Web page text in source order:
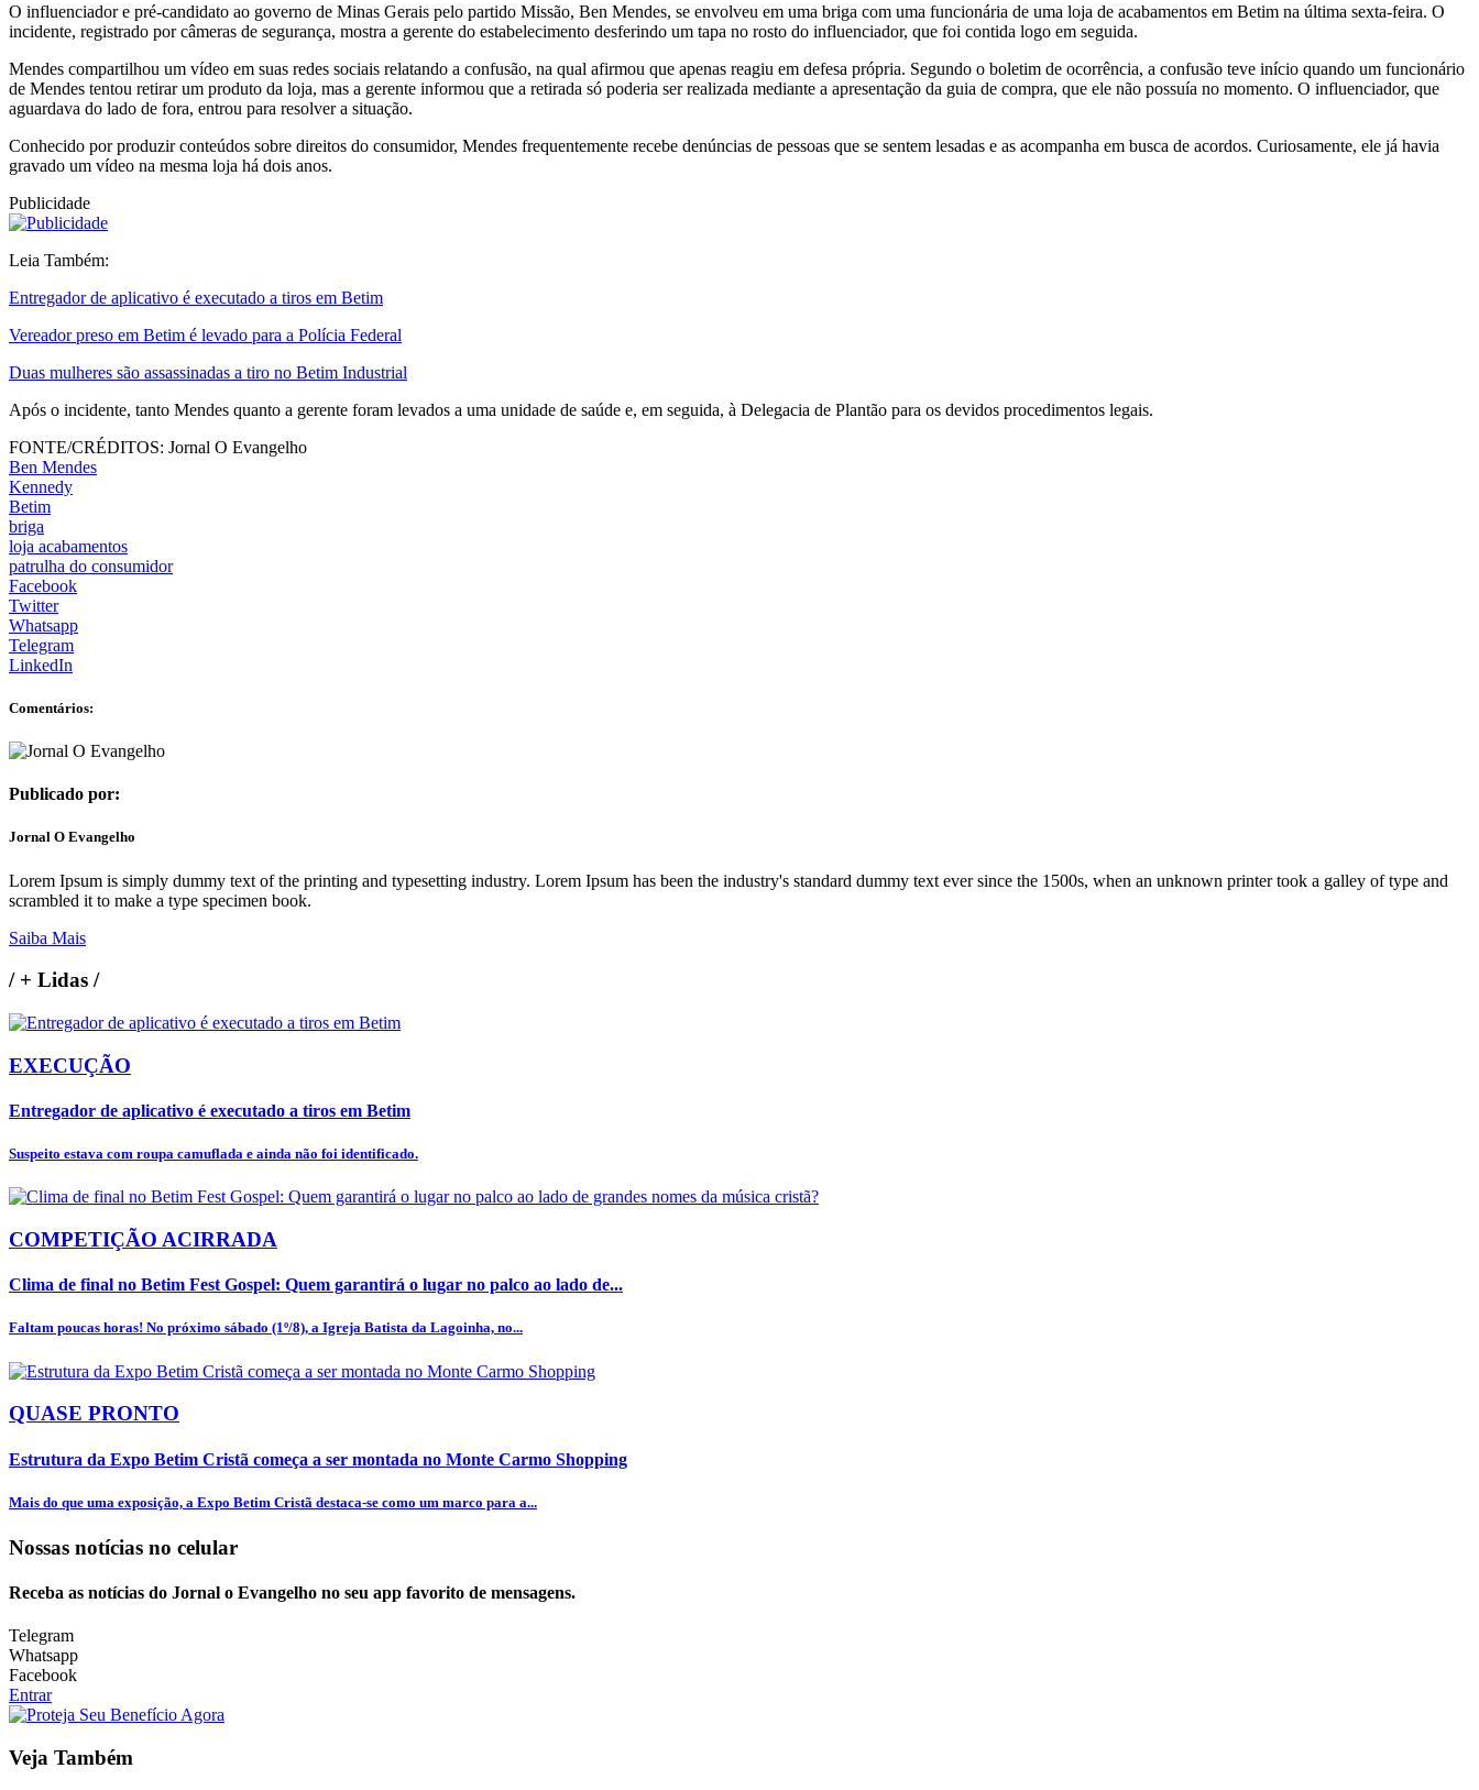
O influenciador e pré-candidato ao governo de Minas Gerais pelo partido Missão, Ben Mendes, se envolveu em uma briga com uma funcionária de uma loja de acabamentos em Betim na última sexta-feira. O
incidente, registrado por câmeras de segurança, mostra a gerente do estabelecimento desferindo um tapa no rosto do influenciador, que foi contida logo em seguida.
Mendes compartilhou um vídeo em suas redes sociais relatando a confusão, na qual afirmou que apenas reagiu em defesa própria. Segundo o boletim de ocorrência, a confusão teve início quando um funcionário
de Mendes tentou retirar um produto da loja, mas a gerente informou que a retirada só poderia ser realizada mediante a apresentação da guia de compra, que ele não possuía no momento. O influenciador, que
aguardava do lado de fora, entrou para resolver a situação.
Conhecido por produzir conteúdos sobre direitos do consumidor, Mendes frequentemente recebe denúncias de pessoas que se sentem lesadas e as acompanha em busca de acordos. Curiosamente, ele já havia
gravado um vídeo na mesma loja há dois anos.
Publicidade
Leia Também:
Entregador de aplicativo é executado a tiros em Betim
Vereador preso em Betim é levado para a Polícia Federal
Duas mulheres são assassinadas a tiro no Betim Industrial
Após o incidente, tanto Mendes quanto a gerente foram levados a uma unidade de saúde e, em seguida, à Delegacia de Plantão para os devidos procedimentos legais.
FONTE/CRÉDITOS: Jornal O Evangelho
Ben Mendes
Kennedy
Betim
briga
loja acabamentos
patrulha do consumidor
Facebook
Twitter
Whatsapp
Telegram
LinkedIn
Comentários:
Publicado por:
Jornal O Evangelho
Lorem Ipsum is simply dummy text of the printing and typesetting industry. Lorem Ipsum has been the industry's standard dummy text ever since the 1500s, when an unknown printer took a galley of type and
scrambled it to make a type specimen book.
Saiba Mais
/+ Lidas /
EXECUÇÃO
Entregador de aplicativo é executado a tiros em Betim
Suspeito estava com roupa camuflada e ainda não foi identificado.
COMPETIÇÃO ACIRRADA
Clima de final no Betim Fest Gospel: Quem garantirá o lugar no palco ao lado de...
Faltam poucas horas! No próximo sábado (1º/8), a Igreja Batista da Lagoinha, no...
QUASE PRONTO
Estrutura da Expo Betim Cristã começa a ser montada no Monte Carmo Shopping
Mais do que uma exposição, a Expo Betim Cristã destaca-se como um marco para a...
Nossas notícias no celular
Receba as notícias do Jornal o Evangelho no seu app favorito de mensagens.
Telegram
Whatsapp
Facebook
Entrar
Veja Também